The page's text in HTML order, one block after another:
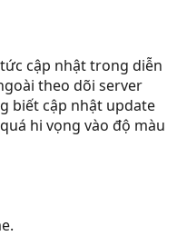
cập nhật trong diễn
theo dõi server
biết cập nhật update
hi vọng vào độ màu